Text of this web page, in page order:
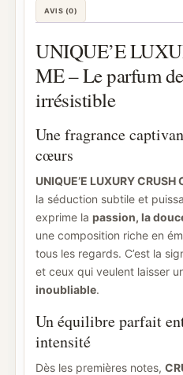
AVIS (0)
UNIQUE’E
ME – Le parfum
irrésistible
Une fragrance
cœurs
UNIQUE’E LUXURY CRUSH
la séduction subtile et
exprime la passion, la
une composition riche en
tous les regards. C’est la
et ceux qui veulent laisser
inoubliable.
Un équilibre parfait
intensité
Dès les premières notes,